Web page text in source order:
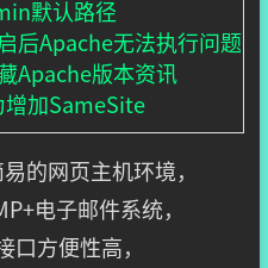
默认路径
后Apache无法执行问题
Apache版本资讯
加SameSite
的网页主机环境，
电子邮件系统，
方便性高，